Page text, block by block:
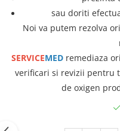
sau doriti
Noi va putem rezolva
SERVICEMED remediaza
verificari si revizii pentru
de oxigen